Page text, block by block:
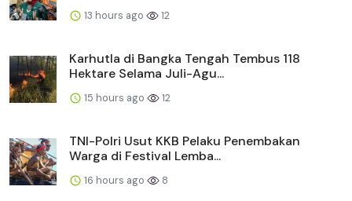
13 hours ago 12
Karhutla di Bangka Tengah Tembus 118
Hektare Selama Juli-Agu...
15 hours ago 12
TNI-Polri Usut KKB Pelaku Penembakan
Warga di Festival Lemba...
16 hours ago 8